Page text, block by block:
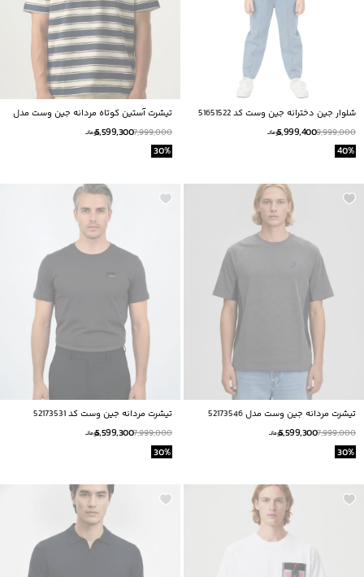
شلوار جين دخترانه جين وست كد 51651522
9,999,000
5,999,400تومانــ
40%
تیشرت آستین کوتاه مردانه جین وست مدل
62173011
7,999,000
5,599,300تومانــ
30%
تیشرت مردانه جین وست مدل 52173546
7,999,000
5,599,300تومانــ
30%
تيشرت مردانه جين وست كد 52173531
7,999,000
5,599,300تومانــ
30%